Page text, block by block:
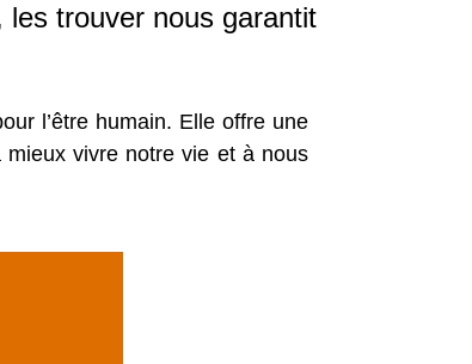
trouver nous garantit
l’être humain. Elle offre une
vivre notre vie et à nous